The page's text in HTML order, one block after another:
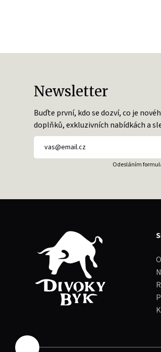
Newsletter
Buďte první, kdo se dozví, co je
doplňků, exkluzivních nabídkách a
Odesláním